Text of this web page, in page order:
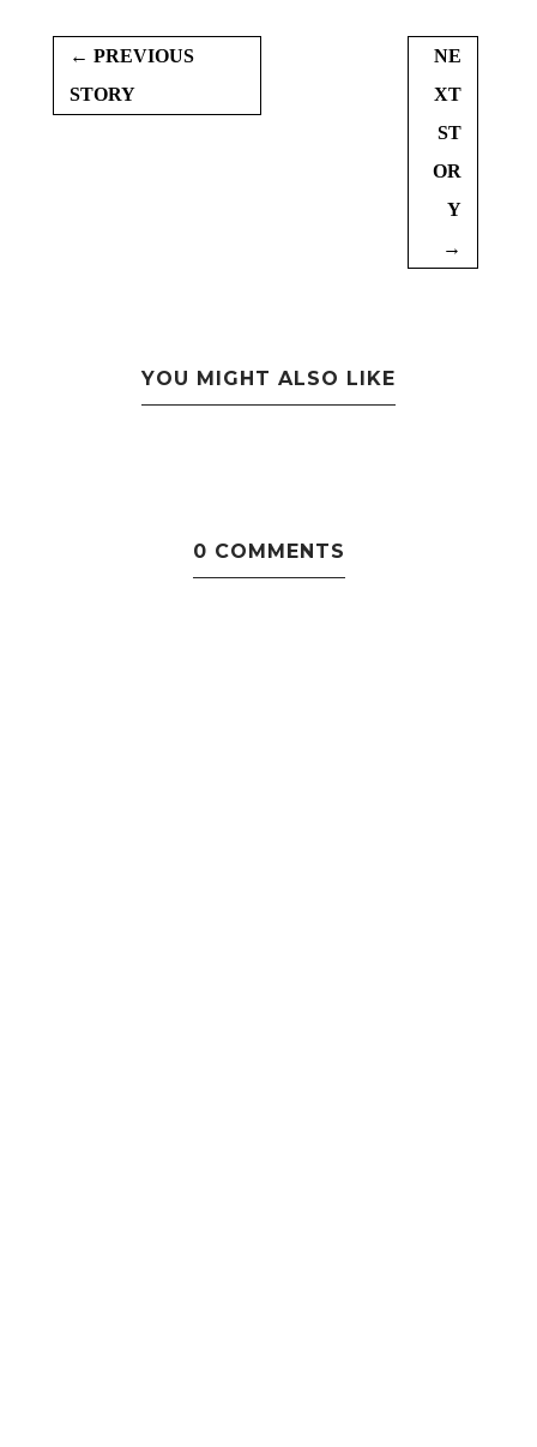
← PREVIOUS
STORY
NE
XT
ST
OR
Y
→
YOU MIGHT ALSO LIKE
0 COMMENTS